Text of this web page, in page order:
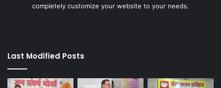
completely customize your website to your needs.
Last Modified Posts